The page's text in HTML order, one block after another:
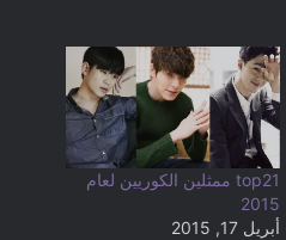
top21 ممثلين الكوريين لعام
2015
أبريل 17, 2015